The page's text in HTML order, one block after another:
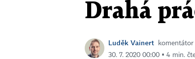
Drahá
Luděk Vainert
komentátor
30. 7. 2020 00:00 ▪ 4 min.